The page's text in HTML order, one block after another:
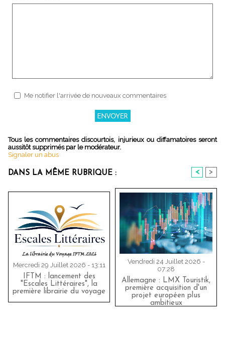
Me notifier l'arrivée de nouveaux commentaires
Tous les commentaires discourtois, injurieux ou diffamatoires seront
aussitôt supprimés par le modérateur.
Signaler un abus
DANS LA MÊME RUBRIQUE : < >
Mercredi 29 Juillet 2026 - 13:11
IFTM : lancement des
"Escales Littéraires", la
première librairie du voyage
Vendredi 24 Juillet 2026 -
07:28
Allemagne : LMX Touristik,
première acquisition d'un
projet européen plus
ambitieux